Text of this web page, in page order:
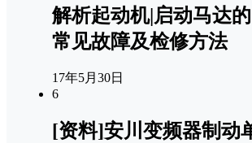
解析起动机|启动马达的
常见故障及检修方法
17年5月30日
6
[资料]安川变频器制动